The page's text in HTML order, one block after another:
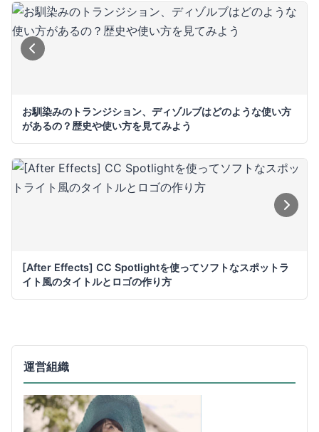
お馴染みのトランジション、ディゾルブはどのような使い方
があるの？歴史や使い方を見てみよう
[After Effects] CC Spotlightを使ってソフトなスポットラ
イト風のタイトルとロゴの作り方
運営組織